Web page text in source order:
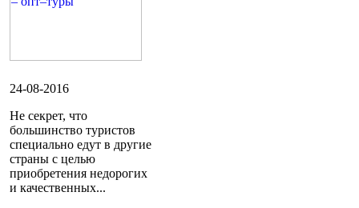
24-08-2016
Не секрет, что
большинство туристов
специально едут в другие
страны с целью
приобретения недорогих
и качественных...